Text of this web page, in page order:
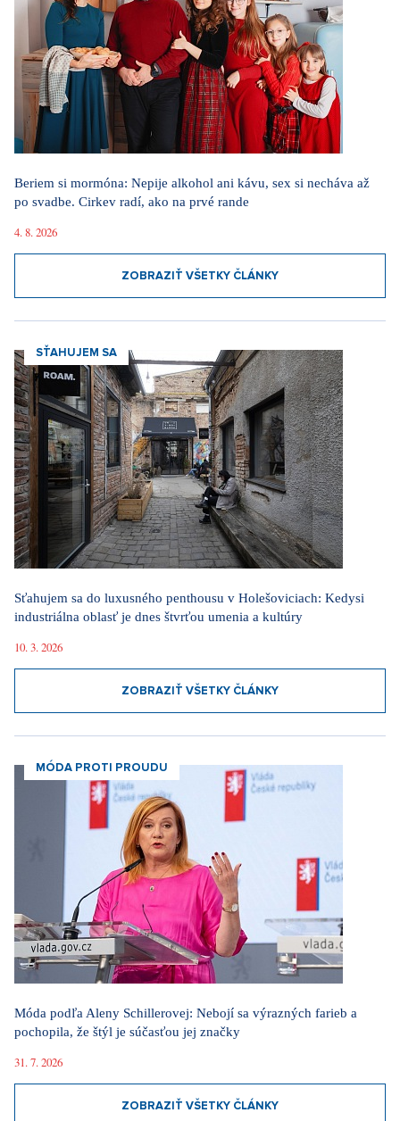
Beriem si mormóna: Nepije alkohol ani kávu, sex si necháva až
po svadbe. Cirkev radí, ako na prvé rande
4. 8. 2026
ZOBRAZIŤ VŠETKY ČLÁNKY
SŤAHUJEM SA
Sťahujem sa do luxusného penthousu v Holešoviciach: Kedysi
industriálna oblasť je dnes štvrťou umenia a kultúry
10. 3. 2026
ZOBRAZIŤ VŠETKY ČLÁNKY
MÓDA PROTI PROUDU
Móda podľa Aleny Schillerovej: Nebojí sa výrazných farieb a
pochopila, že štýl je súčasťou jej značky
31. 7. 2026
ZOBRAZIŤ VŠETKY ČLÁNKY